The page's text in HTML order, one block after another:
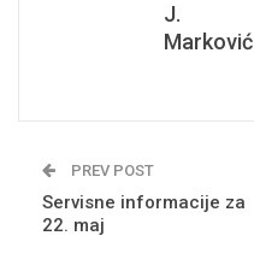
J.
Marković
PREV POST
Servisne informacije za
22. maj